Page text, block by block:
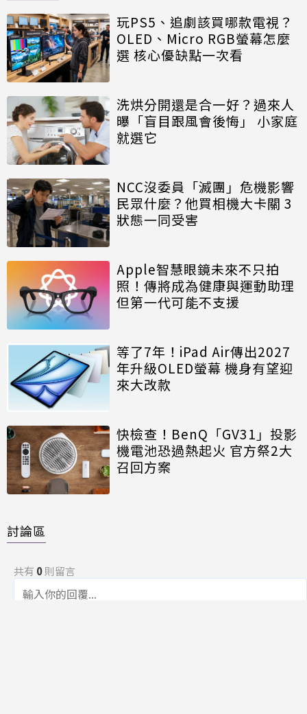
玩PS5、追劇該買哪款電視？
OLED、Micro RGB螢幕怎麼
選 核心優缺點一次看
洗烘分開還是合一好？過來人
曝「盲目跟風會後悔」 小家庭
就選它
NCC沒委員「滅團」危機影響
民眾什麼？他買相機大卡關 3
狀態一同受害
Apple智慧眼鏡未來不只拍
照！傳將成為健康與運動助理
但第一代可能不支援
等了7年！iPad Air傳出2027
年升級OLED螢幕 機身有望迎
來大改款
快檢查！BenQ「GV31」投影
機電池恐過熱起火 官方祭2大
召回方案
討論區
共有 0則留言